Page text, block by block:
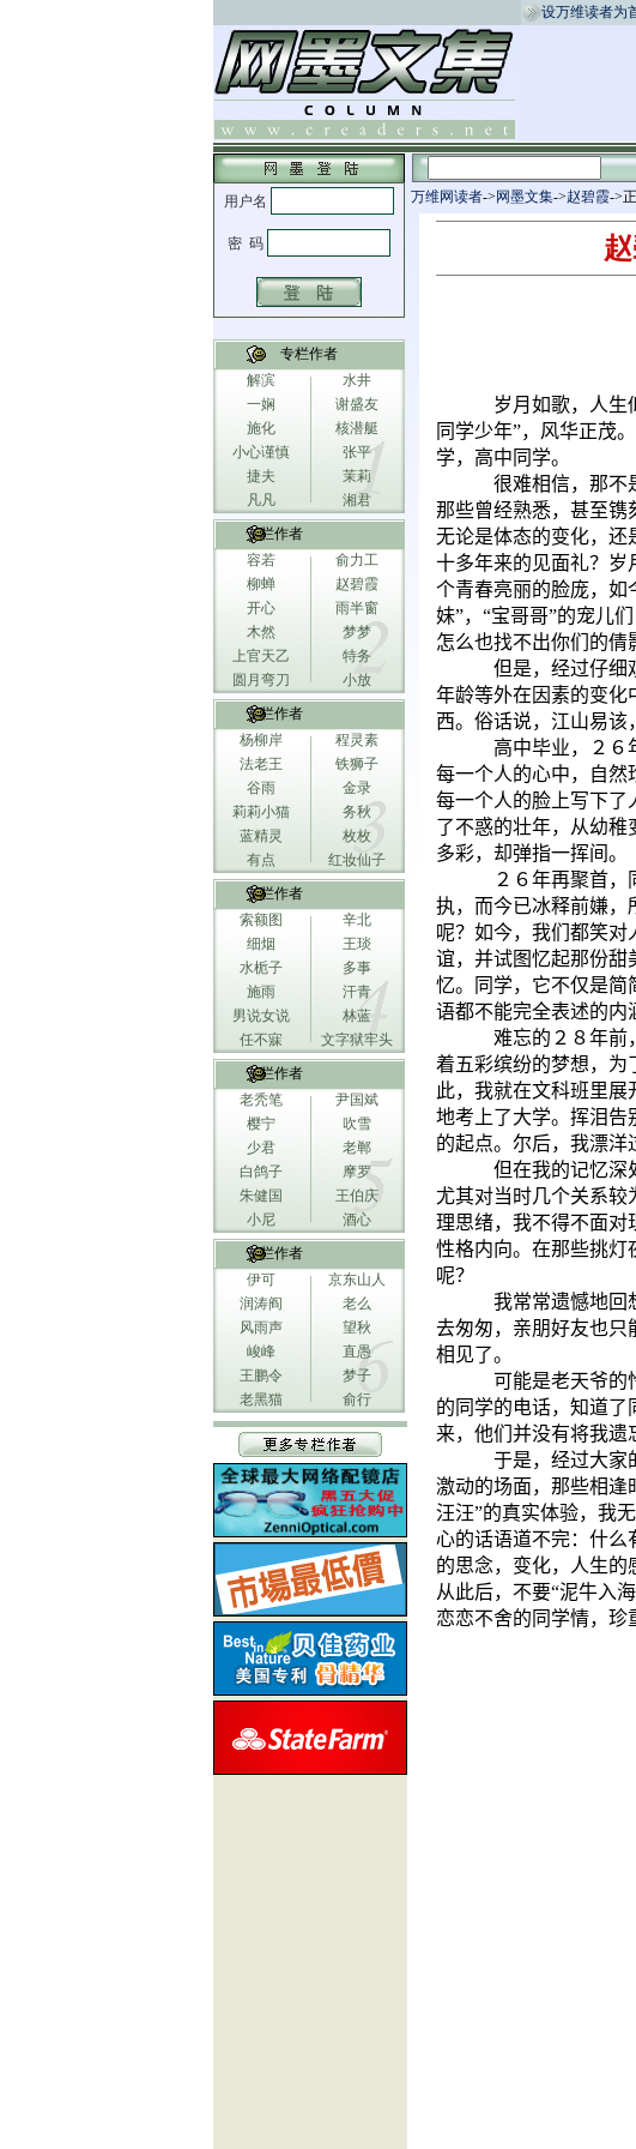
设万维读者为
专栏作者
解滨
水井
一娴
谢盛友
施化
核潜艇
小心谨慎
张平
捷夫
茉莉
凡凡
湘君
专栏作者
容若
俞力工
柳蝉
赵碧霞
开心
雨半窗
木然
梦梦
上官天乙
特务
圆月弯刀
小放
专栏作者
杨柳岸
程灵素
法老王
铁狮子
谷雨
金录
莉莉小猫
务秋
蓝精灵
枚枚
有点
红妆仙子
专栏作者
索额图
辛北
细烟
王琰
水栀子
多事
施雨
汗青
男说女说
林蓝
任不寐
文字狱牢头
专栏作者
老秃笔
尹国斌
樱宁
吹雪
少君
老郸
白鸽子
摩罗
朱健国
王伯庆
小尼
酒心
专栏作者
伊可
京东山人
润涛阎
老么
风雨声
望秋
峻峰
直愚
王鹏令
梦子
老黑猫
俞行
万维网读者-> 网墨文集->赵碧霞->
岁月如歌，人生
同学少年”，风华正茂
学，高中同学。
很难相信，那不
那些曾经熟悉，甚至镌
无论是体态的变化，还
十多年来的见面礼？岁
个青春亮丽的脸庞，如
妹”，“宝哥哥”的宠儿
怎么也找不出你们的倩
但是，经过仔细
年龄等外在因素的变
西。俗话说，江山易该
高中毕业，２６
每一个人的心中，自然
每一个人的脸上写下了
了不惑的壮年，从幼稚
多彩，却弹指一挥间。
２６年再聚首
执，而今已冰释前嫌，
呢？如今，我们都笑
谊，并试图忆起那份甜
忆。同学，它不仅是简
语都不能完全表述的内
难忘的２８年前
着五彩缤纷的梦想，
此，我就在文科班里展
地考上了大学。挥泪告
的起点。尔后，我漂
但在我的记忆深
尤其对当时几个关系较
理思绪，我不得不面对
性格内向。在那些挑灯
呢？
我常常遗憾地回
去匆匆，亲朋好友也只
相见了。
可能是老天爷的
的同学的电话，知道了
来，他们并没有将我遗
于是，经过大家
激动的场面，那些相逢
汪汪”的真实体验，我
心的话语道不完：什么
的思念，变化，人生的
从此后，不要“
恋恋不舍的同学情，珍